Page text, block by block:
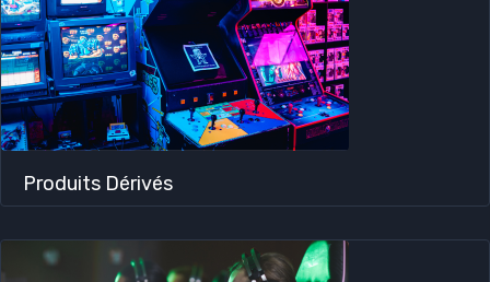
Produits Dérivés